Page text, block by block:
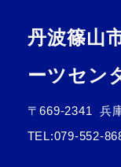
丹波篠山
ーツセン
〒669-2341
兵
TEL:079-552-